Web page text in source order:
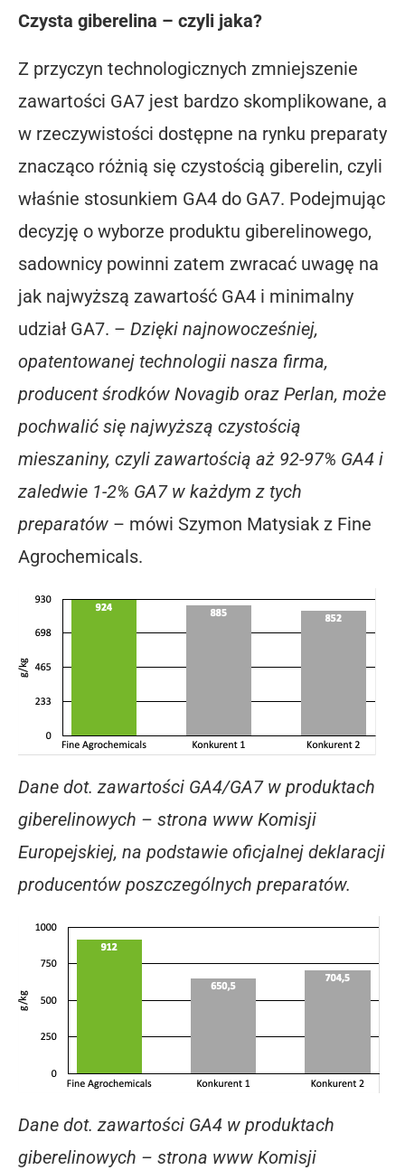
Czysta giberelina – czyli jaka?
Z przyczyn technologicznych zmniejszenie
zawartości GA7 jest bardzo skomplikowane, a
w rzeczywistości dostępne na rynku preparaty
znacząco różnią się czystością giberelin, czyli
właśnie stosunkiem GA4 do GA7. Podejmując
decyzję o wyborze produktu giberelinowego,
sadownicy powinni zatem zwracać uwagę na
jak najwyższą zawartość GA4 i minimalny
udział GA7. – Dzięki najnowocześniej,
opatentowanej technologii nasza firma,
producent środków Novagib oraz Perlan, może
pochwalić się najwyższą czystością
mieszaniny, czyli zawartością aż 92-97% GA4 i
zaledwie 1-2% GA7 w każdym z tych
preparatów – mówi Szymon Matysiak z Fine
Agrochemicals.
Dane dot. zawartości GA4/GA7 w produktach
giberelinowych – strona www Komisji
Europejskiej, na podstawie oficjalnej deklaracji
producentów poszczególnych preparatów.
Dane dot. zawartości GA4 w produktach
giberelinowych – strona www Komisji